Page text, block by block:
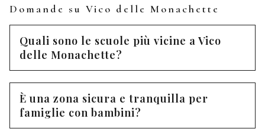
Domande su Vico delle Monachette
Quali sono le scuole più vicine a Vico
delle Monachette?
È una zona sicura e tranquilla per
famiglie con bambini?